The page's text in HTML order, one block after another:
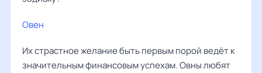
Овен
Их страстное желание быть первым порой ведёт к
значительным финансовым успехам. Овны любят